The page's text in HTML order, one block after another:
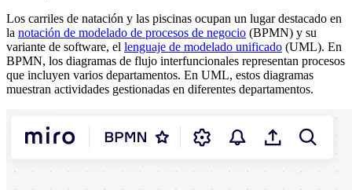
Los carriles de natación y las piscinas ocupan un lugar destacado en
la notación de modelado de procesos de negocio (BPMN) y su
variante de software, el lenguaje de modelado unificado (UML). En
BPMN, los diagramas de flujo interfuncionales representan procesos
que incluyen varios departamentos. En UML, estos diagramas
muestran actividades gestionadas en diferentes departamentos.